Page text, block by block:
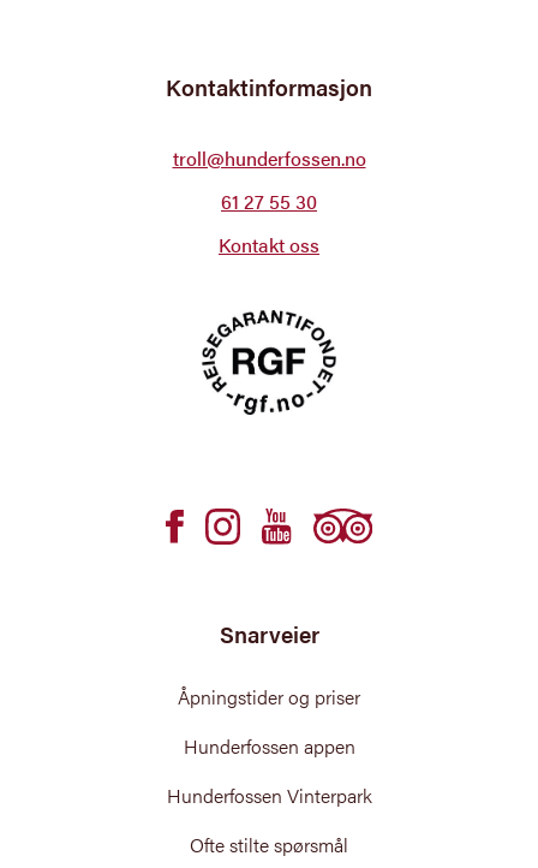
Kontaktinformasjon
troll@hunderfossen.no
61 27 55 30
Kontakt oss
Snarveier
Åpningstider og priser
Hunderfossen appen
Hunderfossen Vinterpark
Ofte stilte spørsmål